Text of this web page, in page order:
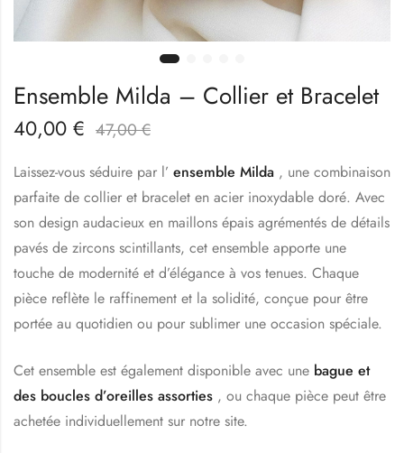
Ensemble Milda – Collier et Bracelet
40,00 € 47,00€
Laissez-vous séduire par l’ ensemble Milda , une combinaison
parfaite de collier et bracelet en acier inoxydable doré. Avec
son design audacieux en maillons épais agrémentés de détails
pavés de zircons scintillants, cet ensemble apporte une
touche de modernité et d’élégance à vos tenues. Chaque
pièce reflète le raffinement et la solidité, conçue pour être
portée au quotidien ou pour sublimer une occasion spéciale.
Cet ensemble est également disponible avec une bague et
des boucles d’oreilles assorties , ou chaque pièce peut être
achetée individuellement sur notre site.